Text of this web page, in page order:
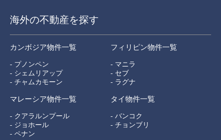
海外の不動産を探す
カンボジア物件一覧
- プノンペン
- シェムリアップ
- チャムカモーン
フィリピン物件一覧
- マニラ
- セブ
- ラグナ
マレーシア物件一覧
- クアラルンプール
- ジョホール
- ペナン
タイ物件一覧
- バンコク
- チョンブリ